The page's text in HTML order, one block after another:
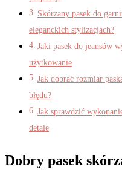
Skórzany pasek do
eleganckich stylizacjach?
Jaki pasek do jeansów
użytkowanie
Jak dobrać rozmiar
błędu?
Jak sprawdzić
detale
Dobry pasek